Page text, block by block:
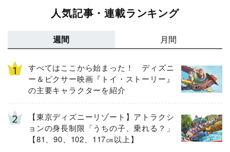
人気記事・連載ランキング
週間 月間
すべてはここから始まった！ ディズニ
ー＆ピクサー映画『トイ・ストーリー』
の主要キャラクターを紹介
【東京ディズニーリゾート】アトラクシ
ョンの身長制限「うちの子、乗れる？」
【81、90、102、117㎝以上】